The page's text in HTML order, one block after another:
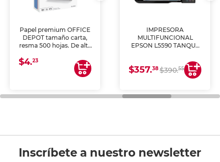
Papel premium OFFICE
DEPOT tamaño carta,
resma 500 hojas. De alta
uniforme, ideal para
impresoras de inyección
de tinta y láser,
general de oficina.
$4.23
IMPRESORA
MULTIFUNCIONAL
EPSON L5590 TANQUE
COPIA Y ESCANEA)
$357.38$390.55
Inscríbete a nuestro newsletter